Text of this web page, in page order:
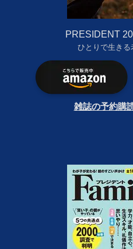
PRESIDENT
ひとりで生きる
雑誌の予約購